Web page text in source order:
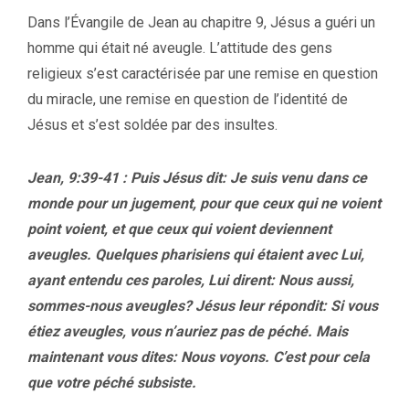
Dans l’Évangile de Jean au chapitre 9, Jésus a guéri un
homme qui était né aveugle. L’attitude des gens
religieux s’est caractérisée par une remise en question
du miracle, une remise en question de l’identité de
Jésus et s’est soldée par des insultes.
Jean, 9:39-41 : Puis Jésus dit: Je suis venu dans ce
monde pour un jugement, pour que ceux qui ne voient
point voient, et que ceux qui voient deviennent
aveugles. Quelques pharisiens qui étaient avec Lui,
ayant entendu ces paroles, Lui dirent: Nous aussi,
sommes-nous aveugles? Jésus leur répondit: Si vous
étiez aveugles, vous n’auriez pas de péché. Mais
maintenant vous dites: Nous voyons. C’est pour cela
que votre péché subsiste.